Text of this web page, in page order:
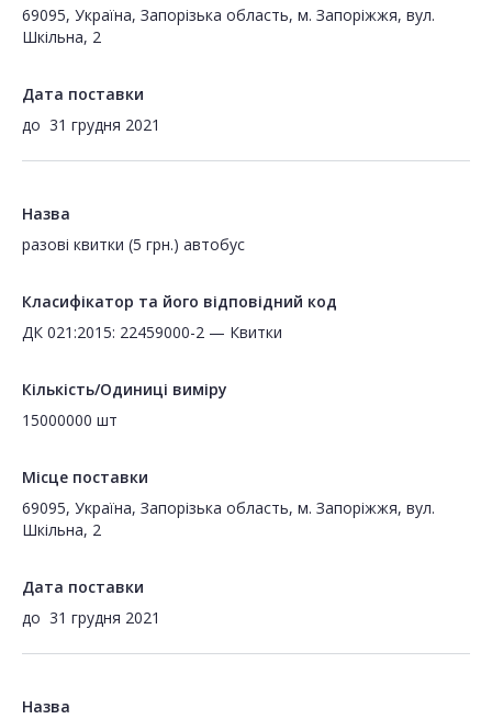
69095, Україна, Запорізька область, м. Запоріжжя, вул.
Шкільна, 2
Дата поставки
до 31 грудня 2021
Назва
разові квитки (5 грн.) автобус
Класифікатор та його відповідний код
ДК 021:2015: 22459000-2 — Квитки
Кількість/Одиниці виміру
15000000 шт
Місце поставки
69095, Україна, Запорізька область, м. Запоріжжя, вул.
Шкільна, 2
Дата поставки
до 31 грудня 2021
Назва